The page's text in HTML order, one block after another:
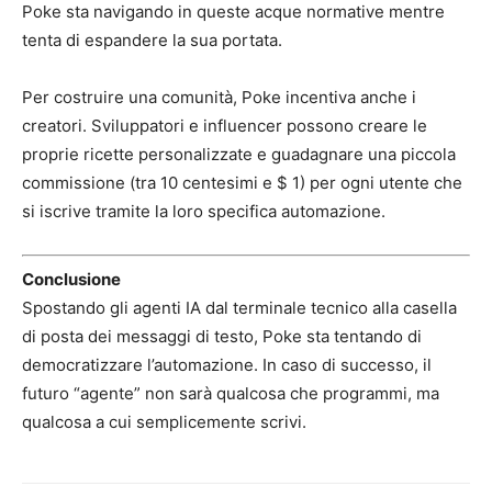
Poke sta navigando in queste acque normative mentre
tenta di espandere la sua portata.
Per costruire una comunità, Poke incentiva anche i
creatori. Sviluppatori e influencer possono creare le
proprie ricette personalizzate e guadagnare una piccola
commissione (tra 10 centesimi e $ 1) per ogni utente che
si iscrive tramite la loro specifica automazione.
Conclusione
Spostando gli agenti IA dal terminale tecnico alla casella
di posta dei messaggi di testo, Poke sta tentando di
democratizzare l’automazione. In caso di successo, il
futuro “agente” non sarà qualcosa che programmi, ma
qualcosa a cui semplicemente scrivi.